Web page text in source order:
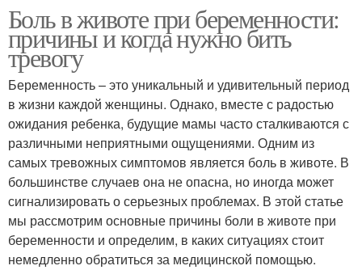
Боль в животе при беременности:
причины и когда нужно бить
тревогу
Беременность – это уникальный и удивительный период
в жизни каждой женщины. Однако, вместе с радостью
ожидания ребенка, будущие мамы часто сталкиваются с
различными неприятными ощущениями. Одним из
самых тревожных симптомов является боль в животе. В
большинстве случаев она не опасна, но иногда может
сигнализировать о серьезных проблемах. В этой статье
мы рассмотрим основные причины боли в животе при
беременности и определим, в каких ситуациях стоит
немедленно обратиться за медицинской помощью.